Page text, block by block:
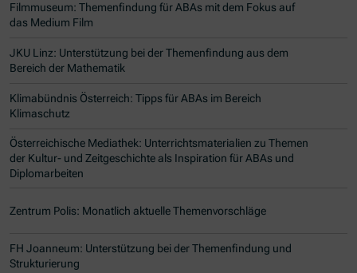
Filmmuseum: Themenfindung für ABAs mit dem Fokus auf
das Medium Film
JKU Linz: Unterstützung bei der Themenfindung aus dem
Bereich der Mathematik
Klimabündnis Österreich: Tipps für ABAs im Bereich
Klimaschutz
Österreichische Mediathek: Unterrichtsmaterialien zu Themen
der Kultur- und Zeitgeschichte als Inspiration für ABAs und
Diplomarbeiten
Zentrum Polis: Monatlich aktuelle Themenvorschläge
FH Joanneum: Unterstützung bei der Themenfindung und
Strukturierung